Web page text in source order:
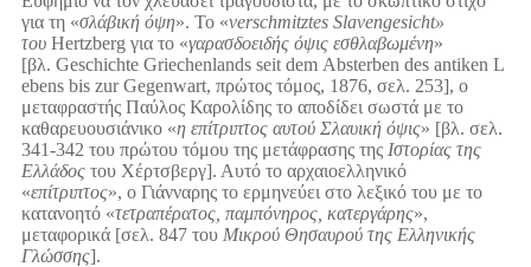
για τη «σλάβική όψη». Το «verschmitztes Slavengesicht»
του Hertzberg για το «γαρασδοειδής όψις εσθλαβωμένη»
[βλ. Geschichte Griechenlands seit dem Absterben des antiken L
ebens bis zur Gegenwart, πρώτος τόμος, 1876, σελ. 253], ο
μεταφραστής Παύλος Καρολίδης το αποδίδει σωστά με το
καθαρευουσιάνικο «η επίτριπτος αυτού Σλαυική όψις» [βλ. σελ.
341-342 του πρώτου τόμου της μετάφρασης της Ιστορίας της
Ελλάδοςτου Χέρτσβεργ]. Αυτό το αρχαιοελληνικό
«επίτριπτος», ο Γιάνναρης το ερμηνεύει στο λεξικό του με το
κατανοητό «τετραπέρατος, παμπόνηρος, κατεργάρης»,
μεταφορικά [σελ. 847 του Μικρού Θησαυρού της Ελληνικής
Γλώσσης].